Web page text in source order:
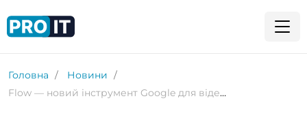
Головна
Новини
Flow — новий інструмент Google для відео зі ШІ: камера, монтаж і голосові підказки